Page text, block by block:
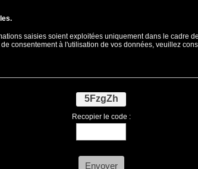
saisies soient exploitées uniquement dans le cadre
consentement à l'utilisation de vos données, veuillez
5FzgZh
Recopier le code :
Envoyer